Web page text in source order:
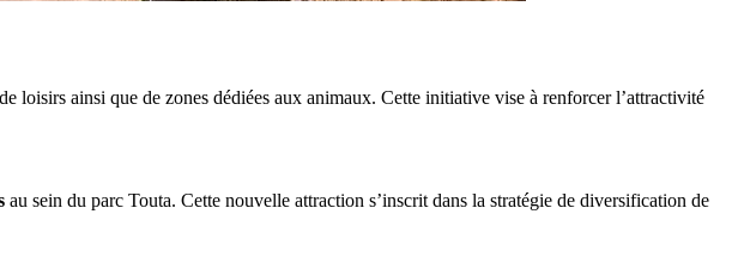
loisirs ainsi que de zones dédiées aux animaux. Cette initiative vise à renforcer l’attractivité
au sein du parc Touta. Cette nouvelle attraction s’inscrit dans la stratégie de diversification de